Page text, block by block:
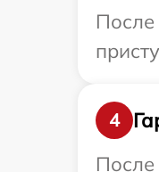
После
4